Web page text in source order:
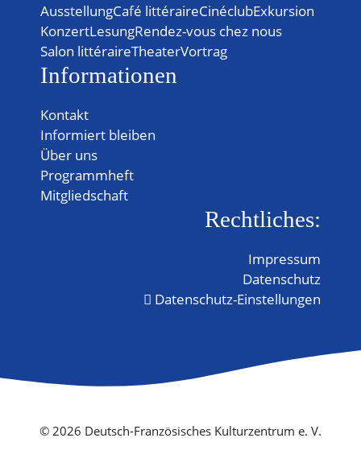
AusstellungCafé littéraireCinéclubExkursion
KonzertLesungRendez-vous chez nous
Salon littéraireTheaterVortrag
Informationen
Kontakt
Informiert bleiben
Über uns
Programmheft
Mitgliedschaft
Rechtliches:
Impressum
Datenschutz
Datenschutz-Einstellungen
© 2026 Deutsch-Französisches Kulturzentrum e. V.